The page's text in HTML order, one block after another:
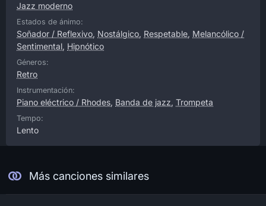
Jazz moderno
Estados de ánimo:
Soñador / Reflexivo, Nostálgico, Respetable, Melancólico /
Sentimental, Hipnótico
Géneros:
Retro
Instrumentación:
Piano eléctrico / Rhodes, Banda de jazz, Trompeta
Tempo:
Lento
Más canciones similares